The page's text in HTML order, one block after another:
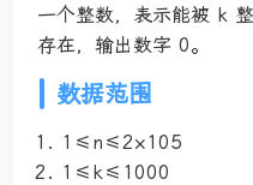
一个整数，表示能被 k
存在，输出数字 0。
数据范围
1≤n≤2×105
1≤k≤1000